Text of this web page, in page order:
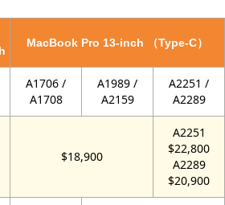
MacBook Pro 13-inch （Type-C）
A1706 /
A1708
A1989 /
A2159
A2251 /
A2289
$18,900
A2251
$22,800
A2289
$20,900